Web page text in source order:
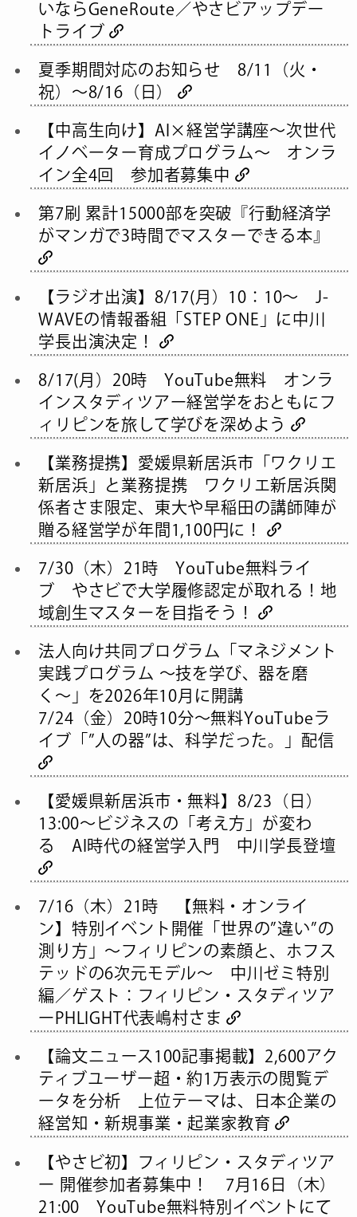
いならGeneRoute／やさビアップデー
トライブ
夏季期間対応のお知らせ 8/11（火・
祝）～8/16（日）
【中高生向け】AI×経営学講座～次世代
イノベーター育成プログラム～ オンラ
イン全4回 参加者募集中
第7刷 累計15000部を突破『行動経済学
がマンガで3時間でマスターできる本』
【ラジオ出演】8/17(月）10：10～ J-
WAVEの情報番組「STEP ONE」に中川
学長出演決定！
8/17(月）20時 YouTube無料 オンラ
インスタディツアー経営学をおともにフ
ィリピンを旅して学びを深めよう
【業務提携】愛媛県新居浜市「ワクリエ
新居浜」と業務提携 ワクリエ新居浜関
係者さま限定、東大や早稲田の講師陣が
贈る経営学が年間1,100円に！
7/30（木）21時 YouTube無料ライ
ブ やさビで大学履修認定が取れる！地
域創生マスターを目指そう！
法人向け共同プログラム「マネジメント
実践プログラム 〜技を学び、器を磨
く〜」を2026年10月に開講
7/24（金）20時10分～無料YouTubeラ
イブ「”人の器”は、科学だった。」配信
【愛媛県新居浜市・無料】8/23（日）
13:00〜ビジネスの「考え方」が変わ
る AI時代の経営学入門 中川学長登壇
7/16（木）21時 【無料・オンライ
ン】特別イベント開催「世界の”違い”の
測り方」〜フィリピンの素顔と、ホフス
テッドの6次元モデル〜 中川ゼミ特別
編／ゲスト：フィリピン・スタディツア
ーPHLIGHT代表嶋村さま
【論文ニュース100記事掲載】2,600アク
ティブユーザー超・約1万表示の閲覧デ
ータを分析 上位テーマは、日本企業の
経営知・新規事業・起業家教育
【やさビ初】フィリピン・スタディツア
ー 開催参加者募集中！ 7月16日（木）
21:00 YouTube無料特別イベントにて